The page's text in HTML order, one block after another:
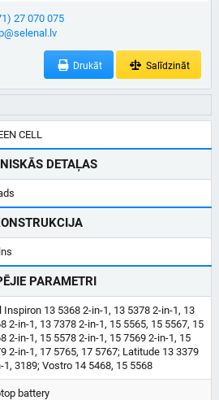
27 070 075
Drukāt Salīdzināt
CELL
DETAĻAS
PARAMETRI
Inspiron 13 5368 2-in-1, 13 5378 2-in-1, 13
2-in-1, 13 7378 2-in-1, 15 5565, 15 5567, 15
2-in-1, 15 5578 2-in-1, 15 7569 2-in-1, 15
2-in-1, 17 5765, 17 5767; Latitude 13 3379
1, 3189; Vostro 14 5468, 15 5568
battery